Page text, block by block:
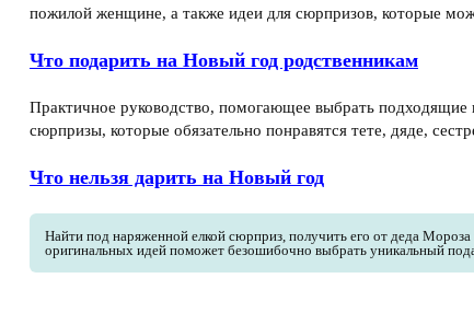
пожилой женщине, а также идеи для сюрпризов, которые
Что подарить на Новый год родственникам
Практичное руководство, помогающее выбрать
сюрпризы, которые обязательно понравятся тете, дяде,
Что нельзя дарить на Новый год
Найти под наряженной елкой сюрприз, получить его от деда
оригинальных идей поможет безошибочно выбрать уникальный